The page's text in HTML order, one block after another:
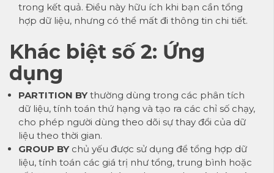
trong kết quả. Điều này hữu ích khi bạn cần tổng
hợp dữ liệu, nhưng có thể mất đi thông tin chi tiết.
Khác biệt số 2: Ứng
dụng
PARTITION BYthường dùng trong các phân tích
dữ liệu, tính toán thứ hạng và tạo ra các chỉ số chạy,
cho phép người dùng theo dõi sự thay đổi của dữ
liệu theo thời gian.
GROUP BYchủ yếu được sử dụng để tổng hợp dữ
liệu, tính toán các giá trị như tổng, trung bình hoặc